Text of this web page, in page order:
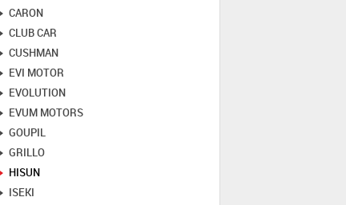
CARON
CLUB CAR
CUSHMAN
EVI MOTOR
EVOLUTION
EVUM MOTORS
GOUPIL
GRILLO
HISUN
ISEKI